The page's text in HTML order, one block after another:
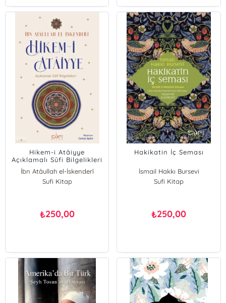
Hikem-i Atâiyye
Açıklamalı Sûfi Bilgelikleri
İbn Atâullah el-İskenderî
Sufi Kitap
₺250,00
Hakikatin İç Seması
İsmail Hakkı Bursevi
Sufi Kitap
₺250,00